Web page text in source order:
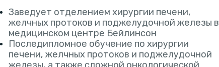
Заведует отделением хирургии печени,
желчных протоков и поджелудочной железы в
медицинском центре Бейлинсон
Последипломное обучение по хирургии
печени, желчных протоков и поджелудочной